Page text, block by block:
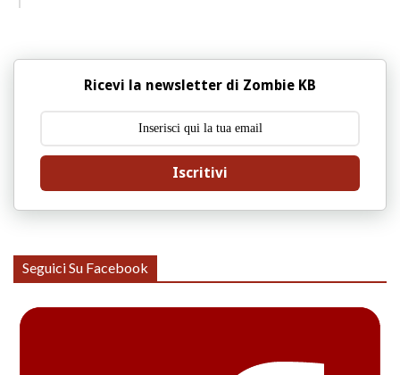
Ricevi la newsletter di Zombie KB
Iscritivi
Seguici Su Facebook